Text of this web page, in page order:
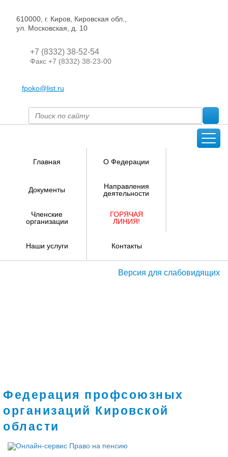
610000, г. Киров, Кировская обл.,
ул. Московская, д. 10
+7 (8332) 38-52-54
Факс +7 (8332) 38-23-00
fpoko@list.ru
Главная О Федерации
Документы
Направления
деятельности
Членские
организации
ГОРЯЧАЯ
ЛИНИЯ!
Наши услуги Контакты
Версия для слабовидящих
Федерация профсоюзных
организаций Кировской
области